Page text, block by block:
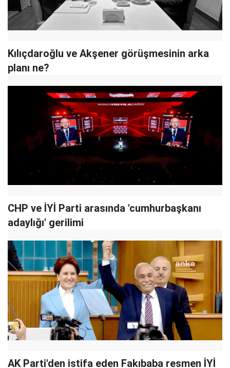
Kılıçdaroğlu ve Akşener görüşmesinin arka
planı ne?
CHP ve İYİ Parti arasında 'cumhurbaşkanı
adaylığı' gerilimi
AK Parti'den istifa eden Fakıbaba resmen İYİ